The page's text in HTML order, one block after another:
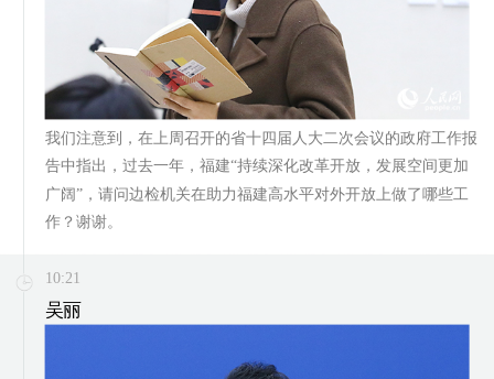
我们注意到，在上周召开的省十四届人大二次会议的政府工作报
告中指出，过去一年，福建“持续深化改革开放，发展空间更加
广阔”，请问边检机关在助力福建高水平对外开放上做了哪些工
作？谢谢。
10:21
吴丽